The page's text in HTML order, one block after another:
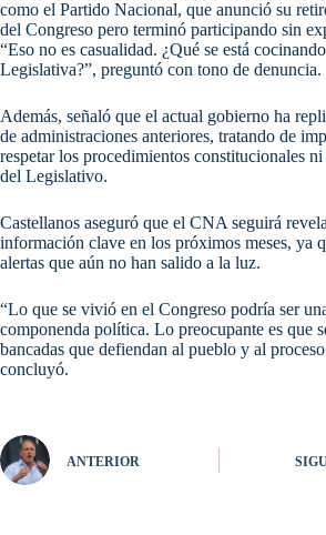
como el Partido Nacional, que anunció su
del Congreso pero terminó participando sin
“Eso no es casualidad. ¿Qué se está
Legislativa?”, preguntó con tono de denuncia.
Además, señaló que el actual gobierno ha
de administraciones anteriores, tratando de
respetar los procedimientos constitucionales
del Legislativo.
Castellanos aseguró que el CNA seguirá
información clave en los próximos meses, ya
alertas que aún no han salido a la luz.
“Lo que se vivió en el Congreso podría ser
componenda política. Lo preocupante es que
bancadas que defiendan al pueblo y al
concluyó.
ANTERIOR